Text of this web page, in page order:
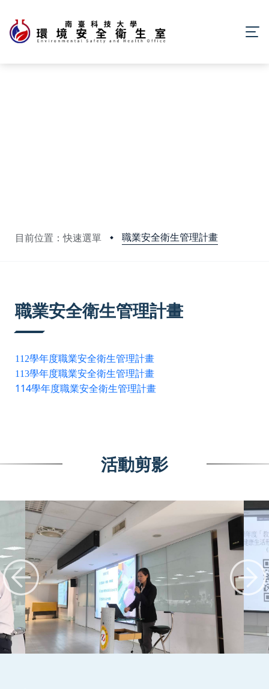
目前位置：快速選單 職業安全衛生管理計畫
職業安全衛生管理計畫
112學年度職業安全衛生管理計畫
113學年度職業安全衛生管理計畫
114學年度職業安全衛生管理計畫
活動剪影